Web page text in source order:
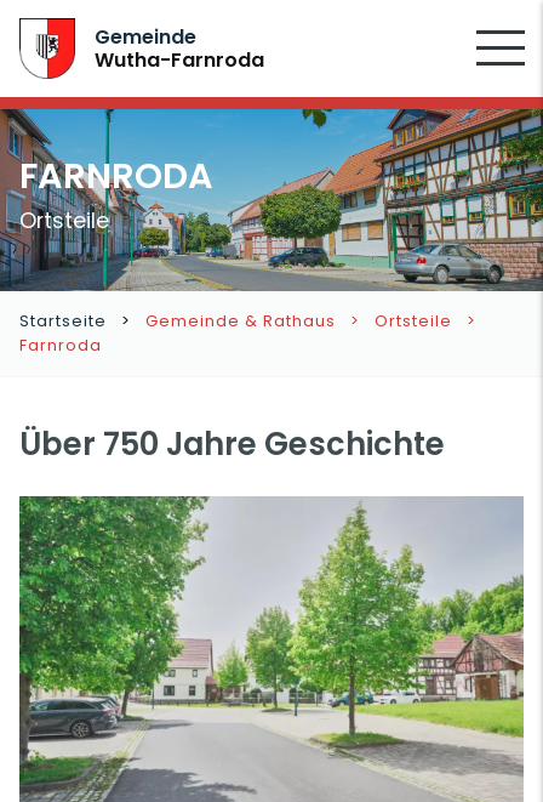
Gemeinde
Wutha-Farnroda
FARNRODA
Ortsteile
Startseite Gemeinde & Rathaus
Ortsteile
Farnroda
Über 750 Jahre Geschichte